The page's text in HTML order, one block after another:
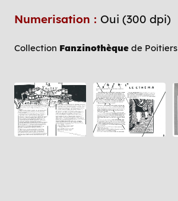
Numerisation : Oui (300 dpi)
Collection Fanzinothèque de Poitiers